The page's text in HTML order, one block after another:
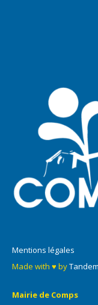
Mentions légales
Made with ♥ by
Mairie de Comps